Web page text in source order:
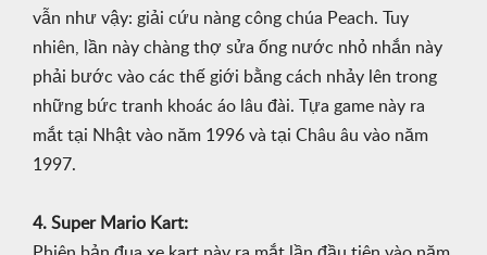
vẫn như vậy: giải cứu nàng công chúa Peach. Tuy
nhiên, lần này chàng thợ sửa ống nước nhỏ nhắn này
phải bước vào các thế giới bằng cách nhảy lên trong
những bức tranh khoác áo lâu đài. Tựa game này ra
mắt tại Nhật vào năm 1996 và tại Châu âu vào năm
1997.
4. Super Mario Kart: